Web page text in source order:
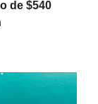
de $540